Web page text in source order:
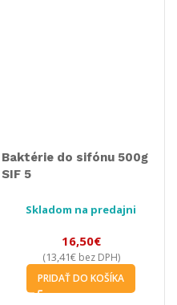
Baktérie do sifónu 500g
SIF 5
Skladom na predajni
16,50€
(13,41€bez DPH)
PRIDAŤ DO KOŠÍKA